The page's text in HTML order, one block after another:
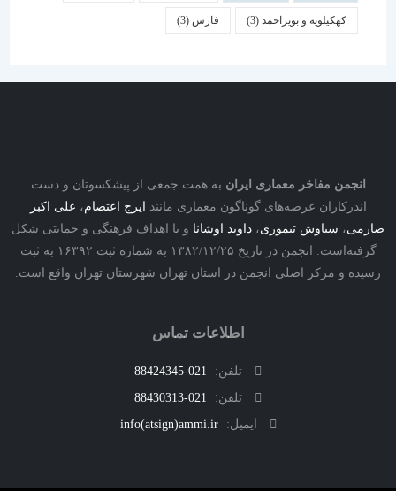
کهکیلویه و بویراحمد(3) فارس
مفاخر معماری ایرانبه همت جمعی از پیشکسوتان و دست
عرصه‌های گوناگون معماری مانندایرج اعتصام،علی اکبر
،سیاوش تیموری،داوید اوشانا و با اهداف فرهنگی و حمایتی شکل
گرفته‌است. انجمن در تاریخ ۱۳۸۲/۱۲/۲۵ به شماره ثبت ۱۶۳۹۲ به ثبت
و مرکز اصلی انجمن در استان تهران شهرستان تهران واقع است.
اطلاعات تماس
تلفن:
021-88424345
تلفن:
021-88430313
ایمیل:
info(atsign)ammi.ir